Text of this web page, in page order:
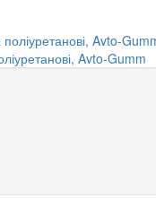
Avto-Gumm